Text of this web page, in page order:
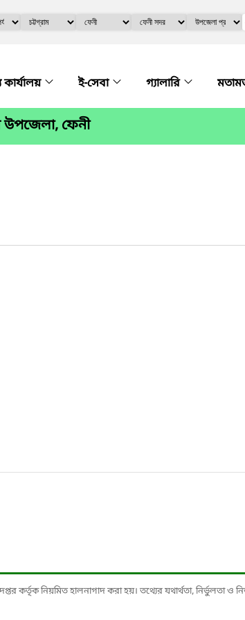
কার্যালয় ই-সেবা গ্যালারি
উপজেলা, ফেনী
কর্তৃক নিয়মিত হালনাগাদ করা হয়। তথ্যের যথার্থতা, নির্ভুলতা ও